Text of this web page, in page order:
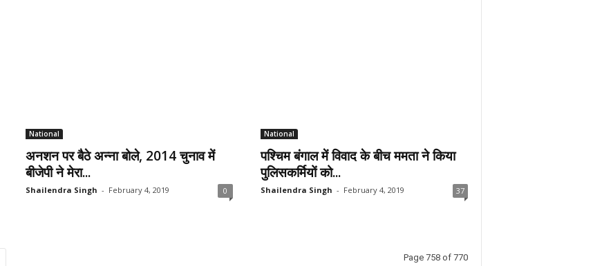
National
अनशन पर बैठे अन्ना बोले, 2014 चुनाव में
बीजेपी ने मेरा...
Shailendra Singh - February 4, 2019 0
National
पश्चिम बंगाल में विवाद के बीच ममता ने किया
पुलिसकर्मियों को...
Shailendra Singh - February 4, 2019 37
Page 758 of 770